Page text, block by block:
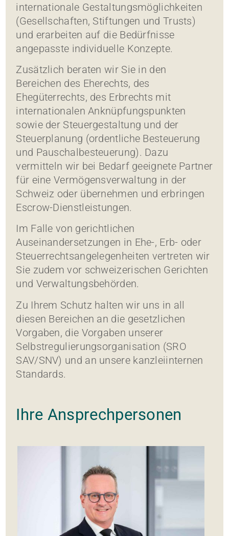
internationale Gestaltungsmöglichkeiten
(Gesellschaften, Stiftungen und Trusts)
und erarbeiten auf die Bedürfnisse
angepasste individuelle Konzepte.
Zusätzlich beraten wir Sie in den
Bereichen des Eherechts, des
Ehegüterrechts, des Erbrechts mit
internationalen Anknüpfungspunkten
sowie der Steuergestaltung und der
Steuerplanung (ordentliche Besteuerung
und Pauschalbesteuerung). Dazu
vermitteln wir bei Bedarf geeignete Partner
für eine Vermögensverwaltung in der
Schweiz oder übernehmen und erbringen
Escrow-Dienstleistungen.
Im Falle von gerichtlichen
Auseinandersetzungen in Ehe-, Erb- oder
Steuerrechtsangelegenheiten vertreten wir
Sie zudem vor schweizerischen Gerichten
und Verwaltungsbehörden.
Zu Ihrem Schutz halten wir uns in all
diesen Bereichen an die gesetzlichen
Vorgaben, die Vorgaben unserer
Selbstregulierungsorganisation (SRO
SAV/SNV) und an unsere kanzleiinternen
Standards.
Ihre Ansprechpersonen